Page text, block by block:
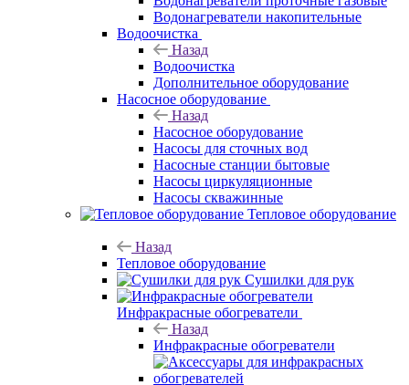
Водонагреватели накопительные
Водоочистка
Назад
Водоочистка
Дополнительное оборудование
Насосное оборудование
Назад
Насосное оборудование
Насосы для сточных вод
Насосные станции бытовые
Насосы циркуляционные
Насосы скважинные
Тепловое оборудование
Назад
Тепловое оборудование
Сушилки для рук
Инфракрасные обогреватели
Назад
Инфракрасные обогреватели